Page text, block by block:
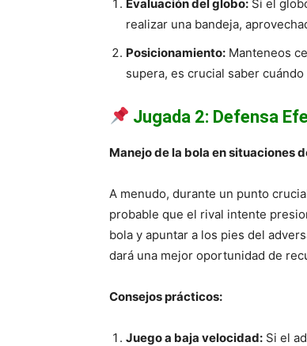
Evaluación del globo: Si el
realizar una bandeja,
Posicionamiento: Manteneos
supera, es crucial saber
Jugada 2: Defensa
Manejo de la bola en situaciones
A menudo, durante un punto
probable que el rival intente
bola y apuntar a los pies del
dará una mejor oportunidad de
Consejos prácticos:
Juego a baja velocidad: Si el